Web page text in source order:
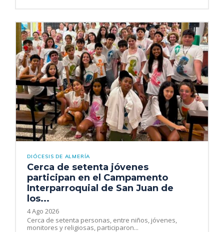
DIÓCESIS DE ALMERÍA
Cerca de setenta jóvenes
participan en el Campamento
Interparroquial de San Juan de
los...
4 Ago 2026
Cerca de setenta personas, entre niños, jóvenes,
monitores y religiosas, participaron...